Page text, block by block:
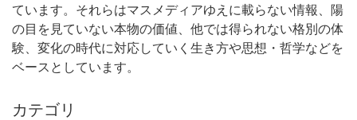
ています。それらはマスメディアゆえに載らない情報、陽
の目を見ていない本物の価値、他では得られない格別の体
験、変化の時代に対応していく生き方や思想・哲学などを
ベースとしています。
カテゴリ